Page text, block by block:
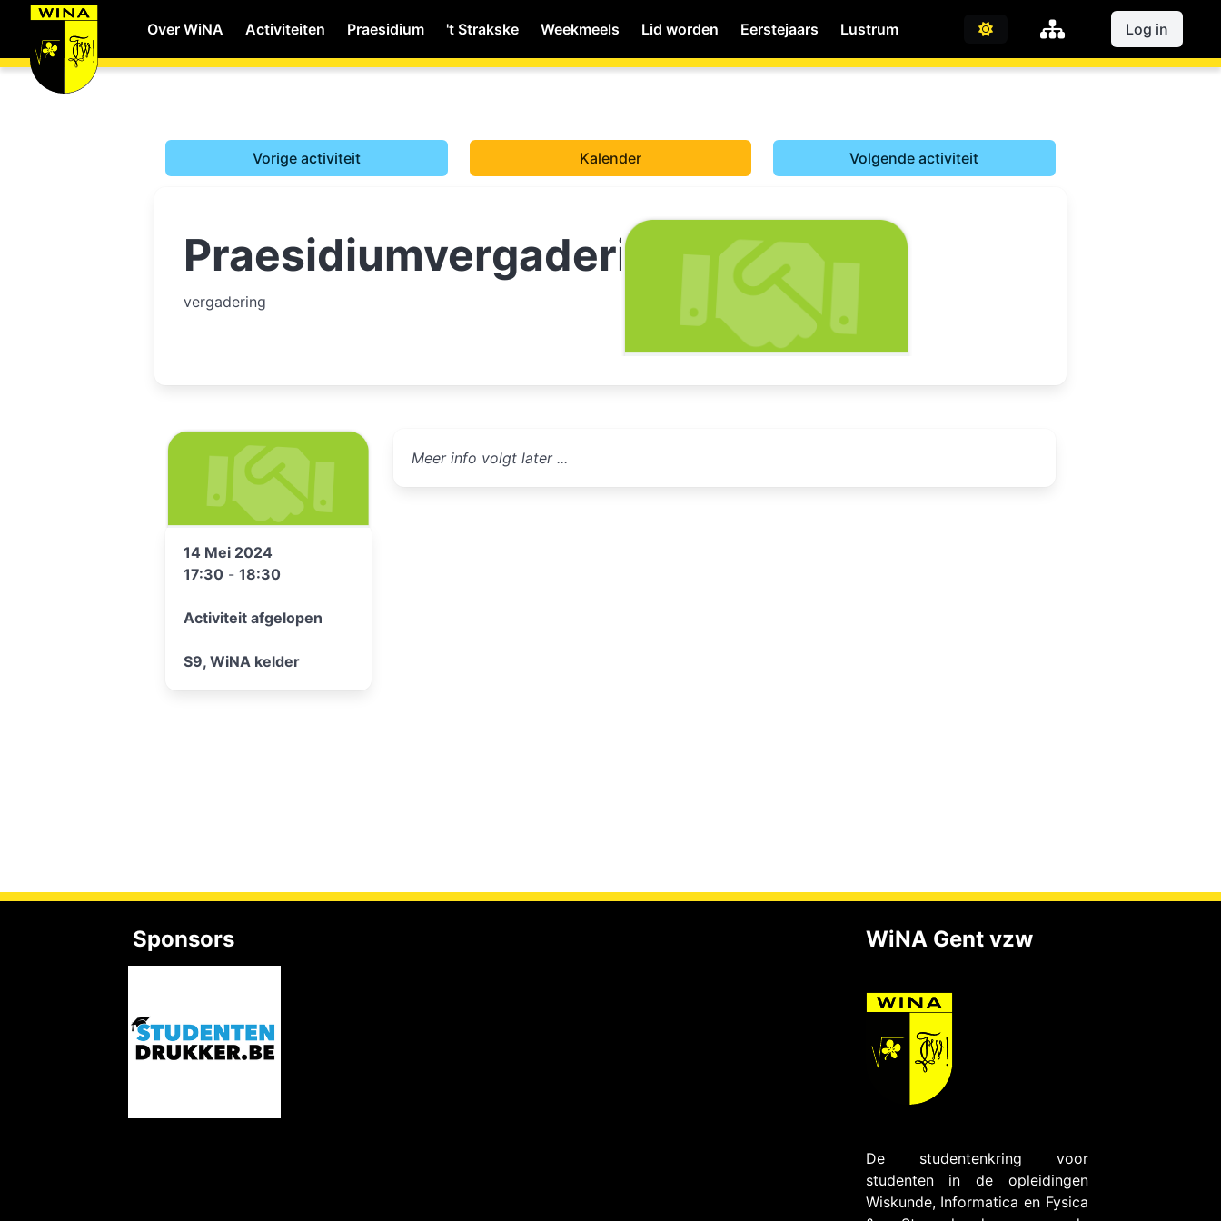
Over WiNA Activiteiten Praesidium 't Strakske Weekmeels Lid worden Eerstejaars Lustrum Log in
WiNA MyWiNA
Shop
Studie
Home
Schachten
Vorige activiteit Kalender Volgende activiteit
Praesidiumvergadering
vergadering
14 Mei 2024
17:30 -18:30
Activiteit afgelopen
S9, WiNA kelder
Meer info volgt later ...
Sponsors WiNA Gent vzw
De studentenkring voor
studenten in de opleidingen
Wiskunde, Informatica en Fysica